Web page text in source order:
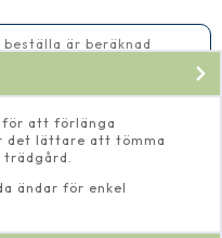
är beräknad
för att förlänga
det lättare att tömma
trädgård.
ändar för enkel